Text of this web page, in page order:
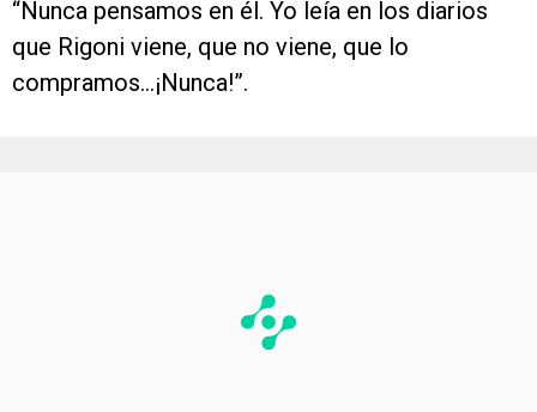
“Nunca pensamos en él. Yo leía en los diarios
que Rigoni viene, que no viene, que lo
compramos…¡Nunca!”.